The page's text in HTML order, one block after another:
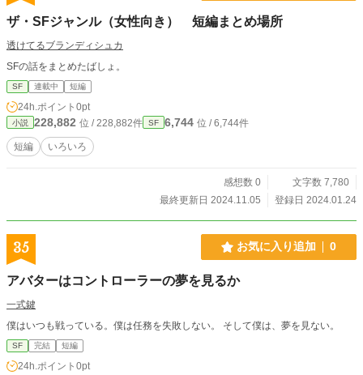
ザ・SFジャンル（女性向き） 短編まとめ場所
透けてるブランディシュカ
SFの話をまとめたばしょ。
SF 連載中 短編
24h.ポイント 0pt
小説 228,882 位 / 228,882件 SF 6,744 位 / 6,744件
短編 いろいろ
感想数 0
文字数 7,780
最終更新日 2024.11.05
登録日 2024.01.24
35 お気に入り追加 0
アバターはコントローラーの夢を見るか
一式鍵
僕はいつも戦っている。僕は任務を失敗しない。 そして僕は、夢を見ない。
SF 完結 短編
24h.ポイント 0pt